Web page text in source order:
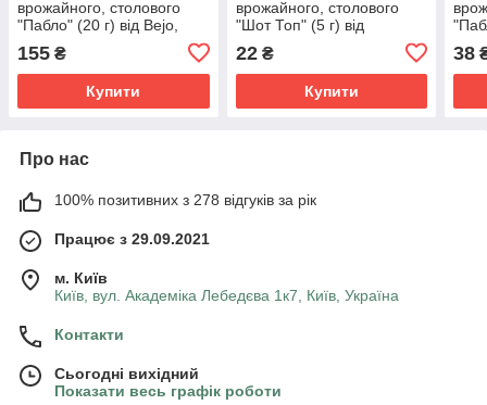
врожайного, столового
"Пабло" (20 г) від Bejo,
155 ₴
Купити
врожайного, столового
"Шот Топ" (5 г) від
VILMORIN S. A., Франція
22₴
Купити
38
Про нас
100% позитивних з 278 відгуків за рік
Працює з 29.09.2021
м. Київ
Київ, вул. Академіка Лебедєва 1к7, Київ, Україна
Контакти
Сьогодні вихідний
Показати весь графік роботи